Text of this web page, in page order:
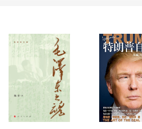
了经贸系，学即“不务正
写成——《中共早期领导
品。